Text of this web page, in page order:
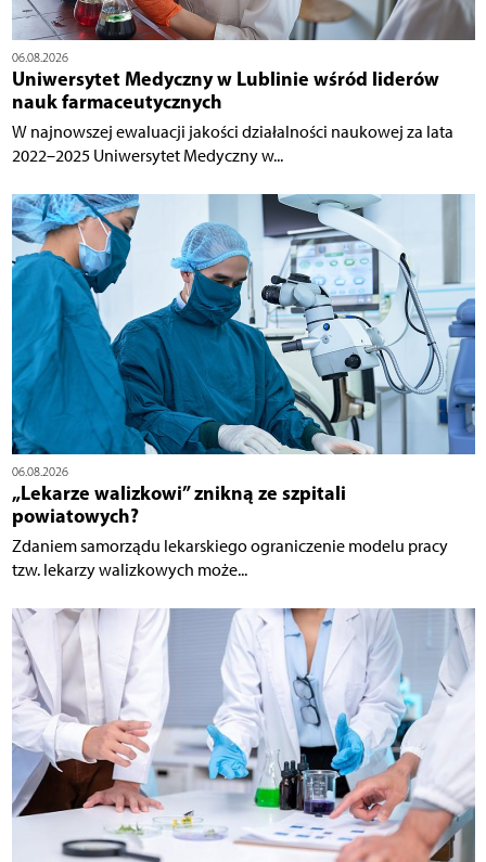
06.08.2026
Uniwersytet Medyczny w Lublinie wśród liderów
nauk farmaceutycznych
W najnowszej ewaluacji jakości działalności naukowej za lata
2022–2025 Uniwersytet Medyczny w...
06.08.2026
„Lekarze walizkowi” znikną ze szpitali
powiatowych?
Zdaniem samorządu lekarskiego ograniczenie modelu pracy
tzw. lekarzy walizkowych może...